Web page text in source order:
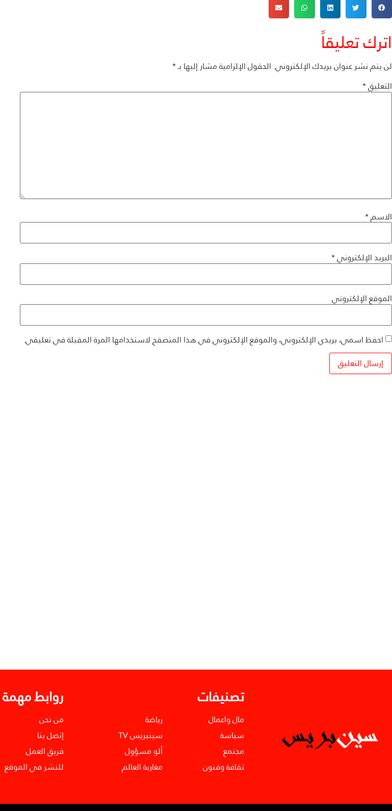
اترك تعليقاً
لن يتم نشر عنوان بريدك الإلكتروني.الحقول الإلزامية مشار إليها بـ*
التعليق*
الاسم*
البريد الإلكتروني*
الموقع الإلكتروني
احفظ اسمي، بريدي الإلكتروني، والموقع الإلكتروني في هذا المتصفح لاستخدامها المرة المقبلة في تعليقي.
تصنيفات
مال واعمال
سياسة
مجتمع
ثقافة وفنون
رياضة
سينبريس TV
ألو مسؤول
مغاربة العالم
روابط مهمة
من نحن
إتصل بنا
فريق العمل
للنشر في الموقع